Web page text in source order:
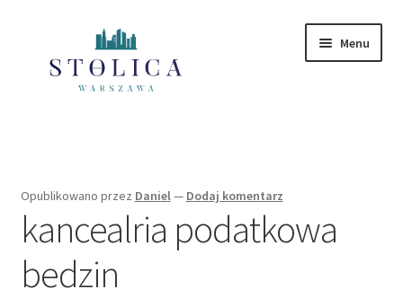
nawigacji
treści
Menu
Polityka Prywatności
Opublikowano przez Daniel — Dodaj komentarz
kancealria podatkowa
bedzin